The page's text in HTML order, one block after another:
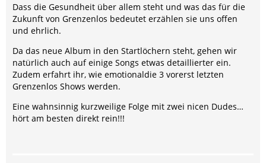
Dass die Gesundheit über allem steht und was das für die
Zukunft von Grenzenlos bedeutet erzählen sie uns offen
und ehrlich.
Da das neue Album in den Startlöchern steht, gehen wir
natürlich auch auf einige Songs etwas detaillierter ein.
Zudem erfahrt ihr, wie emotionaldie 3 vorerst letzten
Grenzenlos Shows werden.
Eine wahnsinnig kurzweilige Folge mit zwei nicen Dudes…
hört am besten direkt rein!!!